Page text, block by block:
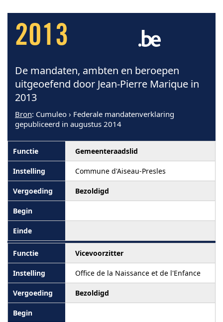
2013
De mandaten, ambten en beroepen
uitgeoefend door Jean-Pierre Marique in
2013
Bron: Cumuleo › Federale mandatenverklaring
gepubliceerd in augustus 2014
Gemeenteraadslid
Commune d'Aiseau-Presles
Bezoldigd
Vicevoorzitter
Office de la Naissance et de l'Enfance
Bezoldigd